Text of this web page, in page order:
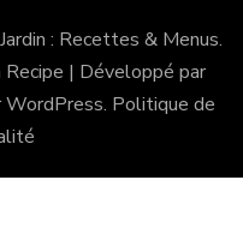
: Recettes & Menus.
| Développé par
WordPress. Politique de